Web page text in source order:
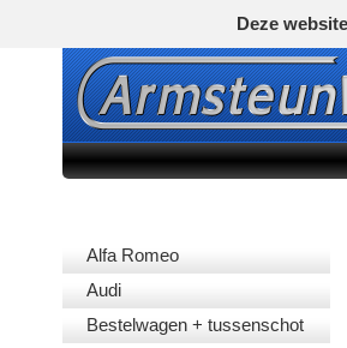
Alfa Romeo
Audi
Bestelwagen + tussenschot
Deze